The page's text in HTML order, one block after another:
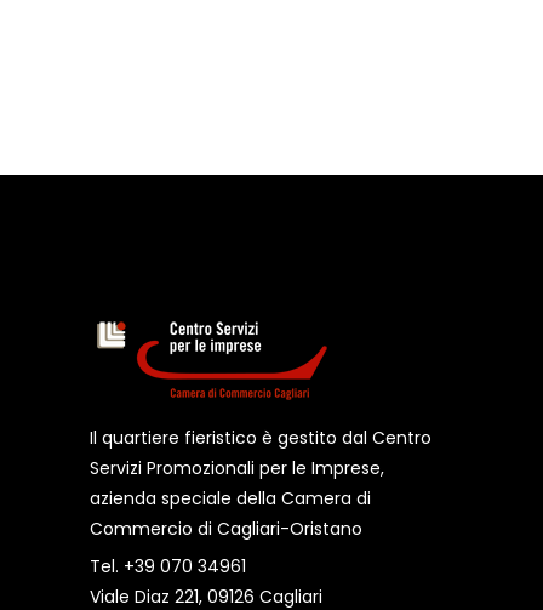
Il quartiere fieristico è gestito dal Centro
Servizi Promozionali per le Imprese,
azienda speciale della Camera di
Commercio di Cagliari-Oristano
Tel. +39 070 34961
Viale Diaz 221, 09126 Cagliari